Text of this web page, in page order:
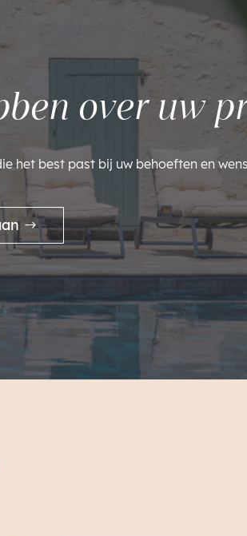
over uw
het best past bij uw behoeften en